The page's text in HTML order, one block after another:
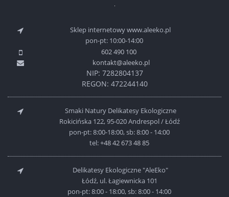
Sklep internetowy www.aleeko.pl
pon-pt: 10:00-14:00
602 490 100
kontakt@aleeko.pl
NIP: 7282804137
REGON: 472244140
Smaki Natury Delikatesy Ekologiczne
Rokicińska 122, 95-020 Andrespol / Łódź
pon-pt: 8:00-18:00, sb: 8:00 - 14:00
tel:+48 42 673 48 85
Delikatesy Ekologiczne "AleEko"
Łódź, ul. Łagiewnicka 101
pon-pt: 8:00 - 18:00, sb: 8:00 - 14:00